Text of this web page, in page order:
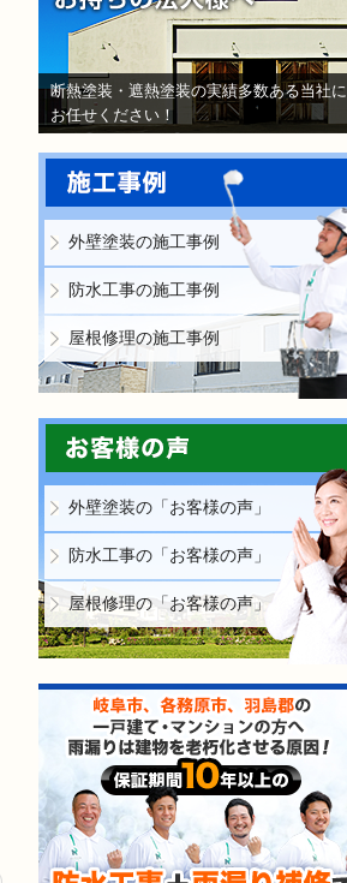
断熱塗装・遮熱塗装の実績多数ある当社に
お任せください！
外壁塗装の施工事例
防水工事の施工事例
屋根修理の施工事例
外壁塗装の「お客様の声」
防水工事の「お客様の声」
屋根修理の「お客様の声」